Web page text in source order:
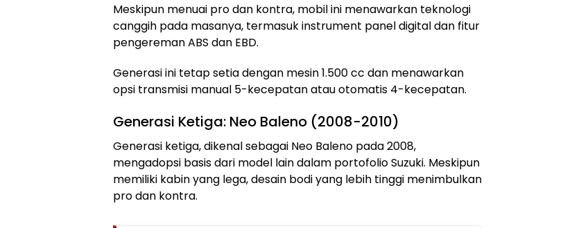
Meskipun menuai pro dan kontra, mobil ini menawarkan teknologi
canggih pada masanya, termasuk instrument panel digital dan fitur
pengereman ABS dan EBD.
Generasi ini tetap setia dengan mesin 1.500 cc dan menawarkan
opsi transmisi manual 5-kecepatan atau otomatis 4-kecepatan.
Generasi Ketiga: Neo Baleno (2008-2010)
Generasi ketiga, dikenal sebagai Neo Baleno pada 2008,
mengadopsi basis dari model lain dalam portofolio Suzuki. Meskipun
memiliki kabin yang lega, desain bodi yang lebih tinggi menimbulkan
pro dan kontra.